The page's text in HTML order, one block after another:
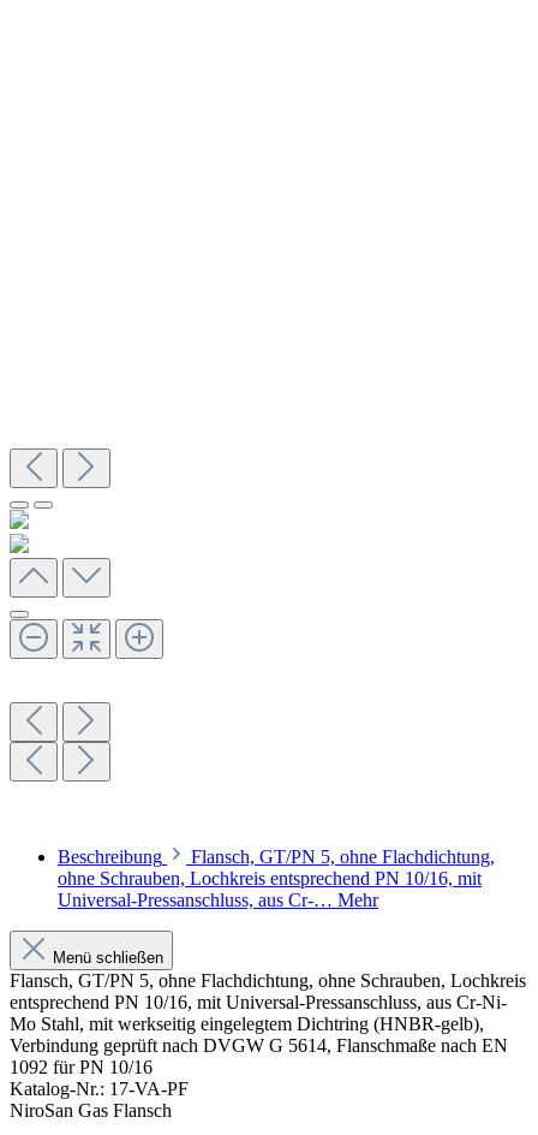
Beschreibung
Flansch, GT/PN 5, ohne Flachdichtung,
ohne Schrauben, Lochkreis entsprechend PN 10/16, mit
Universal-Pressanschluss, aus Cr-… Mehr
Menü schließen
Flansch, GT/PN 5, ohne Flachdichtung, ohne Schrauben, Lochkreis
entsprechend PN 10/16, mit Universal-Pressanschluss, aus Cr-Ni-
Mo Stahl, mit werkseitig eingelegtem Dichtring (HNBR-gelb),
Verbindung geprüft nach DVGW G 5614, Flanschmaße nach EN
1092 für PN 10/16
Katalog-Nr.: 17-VA-PF
NiroSan Gas Flansch